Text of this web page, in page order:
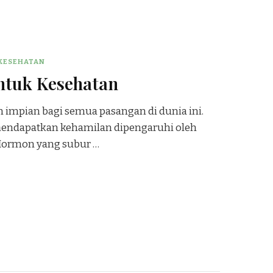
Kesehatan
bagi semua pasangan di dunia ini.
kehamilan dipengaruhi oleh
yang subur …